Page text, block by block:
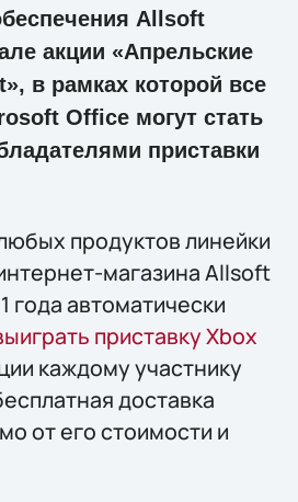
Allsoft
акции «Апрельские
в рамках которой все
Office могут стать
приставки
продуктов линейки
магазина Allsoft
года автоматически
приставку Xbox
каждому участнику
доставка
от его стоимости и